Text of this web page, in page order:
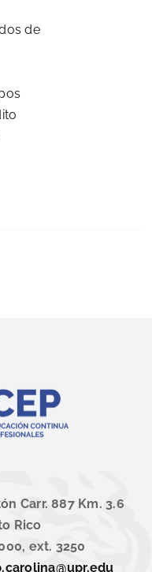
de
Carr. 887 Km. 3.6
Rico
ext. 3250